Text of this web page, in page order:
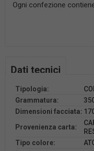
Ogni confezione
Dati tecnici
Tipologia:
Grammatura:
Dimensioni facciata:
Provenienza carta:
Tipo colore: